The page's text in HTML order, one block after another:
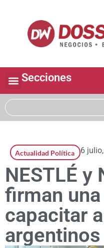
Secciones
Actualidad Política 6
NESTLÉ y
firman
capacitar
argentinos